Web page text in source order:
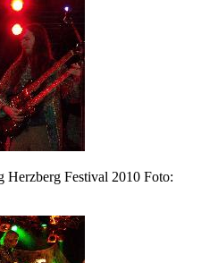
Herzberg Festival 2010 Foto: